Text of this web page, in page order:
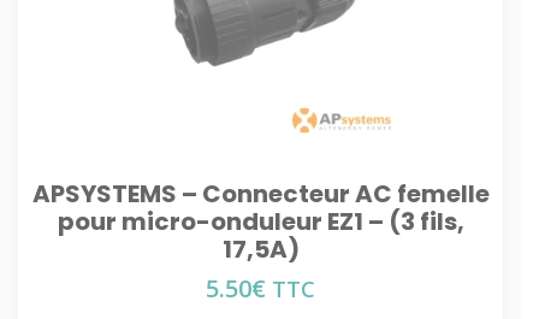
APSYSTEMS – Connecteur AC femelle
pour micro-onduleur EZ1 – (3 fils,
17,5A)
5.50€ TTC